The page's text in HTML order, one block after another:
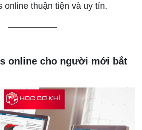
online thuận tiện và uy tín.
online cho người mới bắt